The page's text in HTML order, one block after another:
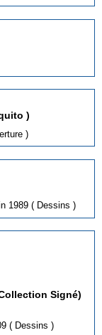
)
)
/ Juin 1989 ( Dessins )
des deux printemps ( Lombard - Collection Signé)
/ Mar 2009 ( Dessins )